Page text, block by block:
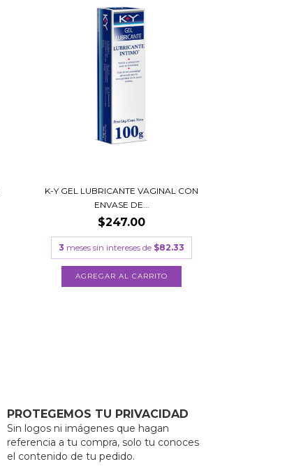
K-Y GEL LUBRICANTE VAGINAL CON
ENVASE DE...
$247.00
3 meses sin intereses de $82.33
PROTEGEMOS TU PRIVACIDAD
Sin logos ni imágenes que hagan
referencia a tu compra, solo tu conoces
el contenido de tu pedido.